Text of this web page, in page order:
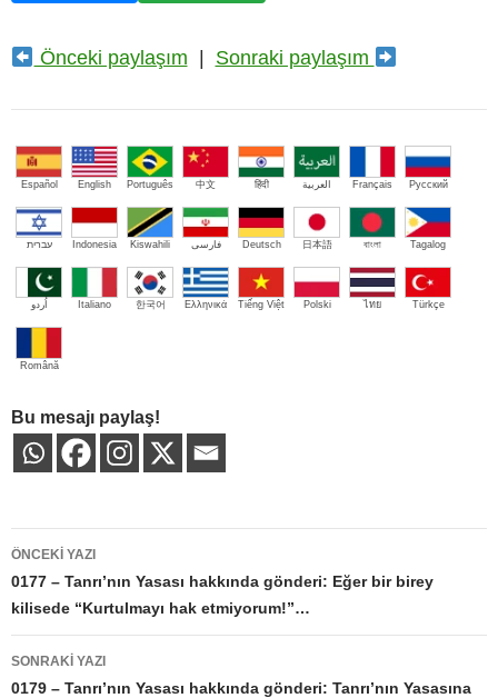
Önceki paylaşım Sonraki paylaşım
Español English Português 中文 हिंदी العربية Français Русский
עברית Indonesia Kiswahili فارسی Deutsch 日本語 বাংলা Tagalog
اُردو Italiano 한국어 Ελληνικά Tiếng Việt Polski ไทย Türkçe
Română
Bu mesajı paylaş!
Yazı
dolaşımı
ÖNCEKI YAZI
0177 – Tanrı’nın Yasası hakkında gönderi: Eğer bir birey
kilisede “Kurtulmayı hak etmiyorum!”…
SONRAKI YAZI
0179 – Tanrı’nın Yasası hakkında gönderi: Tanrı’nın Yasasına